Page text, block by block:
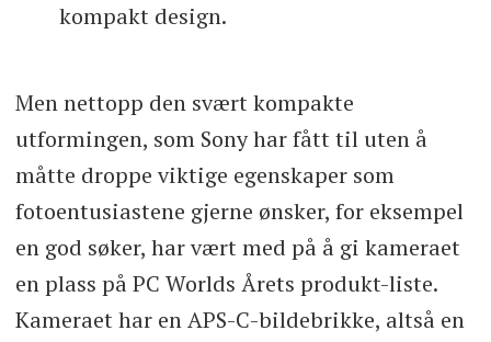
kompakt design.
Men nettopp den svært kompakte
utformingen, som Sony har fått til uten å
måtte droppe viktige egenskaper som
fotoentusiastene gjerne ønsker, for eksempel
en god søker, har vært med på å gi kameraet
en plass på PC Worlds Årets produkt-liste.
Kameraet har en APS-C-bildebrikke, altså en